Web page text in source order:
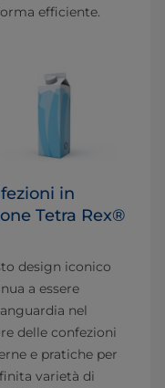
efficiente.
in
Tetra Rex®
design iconico
a essere
nel
delle confezioni
e pratiche per
varietà di